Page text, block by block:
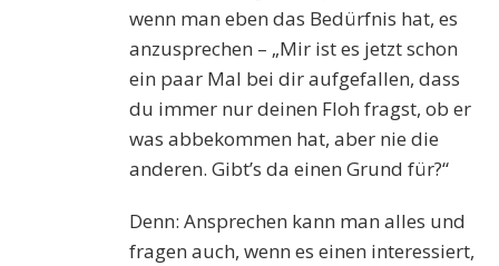
wenn man eben das Bedürfnis hat, es
anzusprechen – „Mir ist es jetzt schon
ein paar Mal bei dir aufgefallen, dass
du immer nur deinen Floh fragst, ob er
was abbekommen hat, aber nie die
anderen. Gibt’s da einen Grund für?“
Denn: Ansprechen kann man alles und
fragen auch, wenn es einen interessiert,